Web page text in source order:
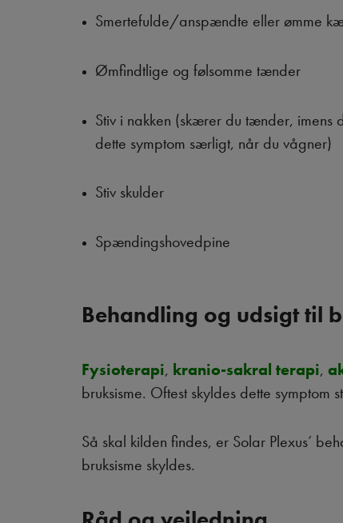
Smertefulde/anspændte eller ømme
Ømfindtlige og følsomme tænder
Stiv i nakken (skærer du tænder, imens
dette symptom særligt, når du vågner)
Stiv skulder
Spændingshovedpine
Behandling og udsigt til
Fysioterapi, kranio-sakral terapi,
bruksisme. Oftest skyldes dette
Så skal kilden findes, er Solar Plexus’
bruksisme skyldes.